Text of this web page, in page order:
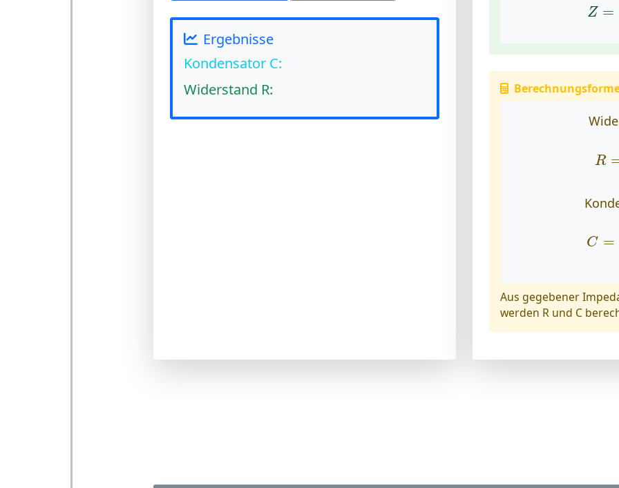
Ergebnisse
Kondensator C:
Widerstand R:
Z =
R
C =
Aus gegebener
werden R und C